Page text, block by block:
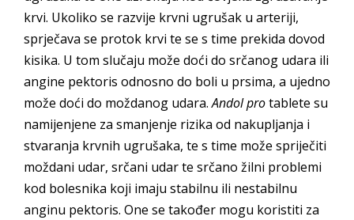
krvi. Ukoliko se razvije krvni ugrušak u arteriji,
sprječava se protok krvi te se s time prekida dovod
kisika. U tom slučaju može doći do srčanog udara ili
angine pektoris odnosno do boli u prsima, a ujedno
može doći do moždanog udara.Andol protablete su
namijenjene za smanjenje rizika od nakupljanja i
stvaranja krvnih ugrušaka, te s time može spriječiti
moždani udar, srčani udar te srčano žilni problemi
kod bolesnika koji imaju stabilnu ili nestabilnu
anginu pektoris. One se također mogu koristiti za